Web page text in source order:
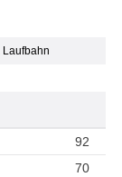
Laufbahn
92
70